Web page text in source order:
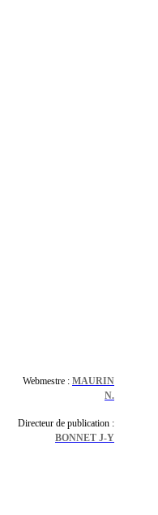
Webmestre : MAURIN
N.
Directeur de publication :
BONNET J-Y